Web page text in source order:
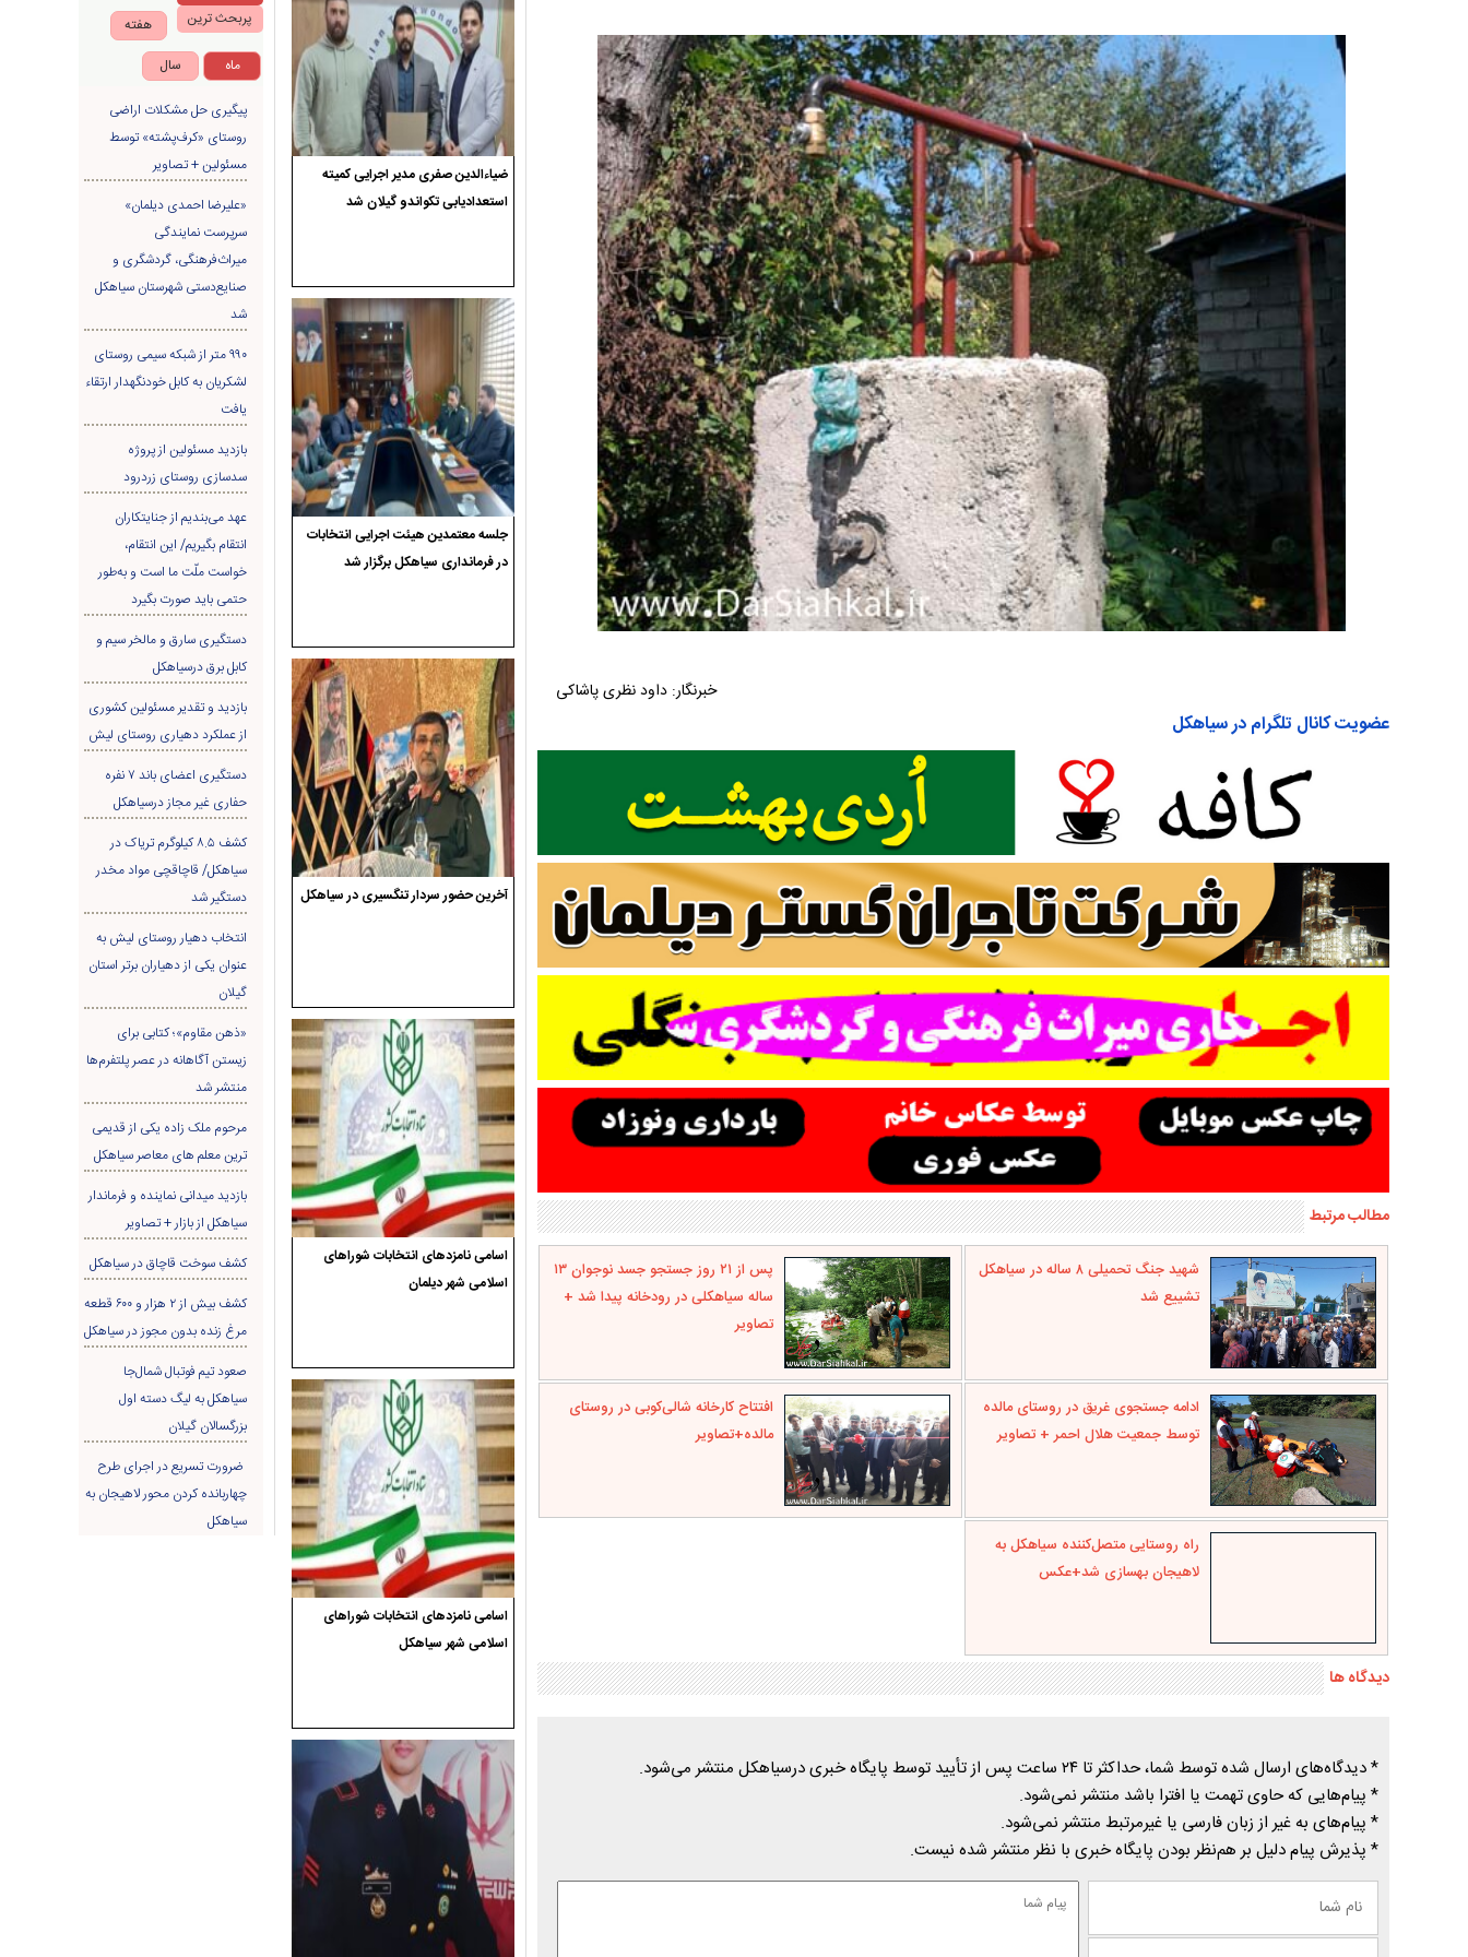
خبرنگار: داود نظری پاشاکی
عضویت کانال تلگرام در سیاهکل
مطالب مرتبط
شهید جنگ تحمیلی ۸ ساله در سیاهکل
تشییع شد
پس از ۲۱ روز جستجو جسد نوجوان ۱۳
ساله سیاهکلی در رودخانه پیدا شد +
تصاویر
ادامه جستجوی غریق در روستای مالده
توسط جمعیت هلال احمر + تصاویر
افتتاح کارخانه شالی‌کوبی در روستای
مالده+تصاویر
راه روستایی متصل‌کننده سیاهکل‌ به
لاهیجان بهسازی شد+عکس
دیدگاه ها
* دیدگاه‌های ارسال شده توسط شما، حداکثر تا ۲۴ ساعت پس از تأیید توسط پایگاه خبری درسیاهکل منتشر می‌شود.
* پیام‌هایی که حاوی تهمت یا افترا باشد منتشر نمی‌شود.
* پیام‌های به غیر از زبان فارسی یا غیرمرتبط منتشر نمی‌شود.
* پذیرش پیام دلیل بر هم‌نظر بودن پایگاه خبری با نظر منتشر شده نیست.
ضیاءالدین صفری مدیر اجرایی کمیته
استعدادیابی تکواندو گیلان شد
جلسه معتمدین هیئت اجرایی انتخابات
در فرمانداری سیاهکل برگزار شد
آخرین حضور سردار تنگسیری در سیاهکل
اسامی نامزدهای انتخابات شوراهای
اسلامی شهر دیلمان
اسامی نامزدهای انتخابات شوراهای
اسلامی شهر سیاهکل
پربحث ترین
هفته
ماه
سال
پیگیری حل مشکلات اراضی
روستای «کرف‌پشته» توسط
مسئولین + تصاویر
«علیرضا احمدی دیلمان»
سرپرست نمایندگی
میراث‌فرهنگی، گردشگری و
صنایع‌دستی شهرستان سیاهکل
شد
۹۹۰ متر از شبکه سیمی روستای
لشکریان به کابل خودنگهدار ارتقاء
یافت
بازدید مسئولین از پروژه
سدسازی روستای زردرود
عهد می‌بندیم از جنایتکاران
انتقام بگیریم/ این انتقام،
خواست ملّت ما است و به‌طور
حتمی باید صورت بگیرد
دستگیری سارق و مالخر سیم و
کابل برق درسیاهکل
بازدید و تقدیر مسئولین کشوری
از عملکرد دهیاری روستای لیش
دستگیری اعضای باند ۷ نفره
حفاری غير مجاز درسیاهکل
کشف ۸.۵ کیلوگرم تریاک در
سیاهکل/ قاچاقچی مواد مخدر
دستگیر شد
انتخاب دهیار روستای لیش به
عنوان یکی از دهیاران برتر استان
گیلان
«ذهن مقاوم»؛ کتابی برای
زیستن آگاهانه در عصر پلتفرم‌ها
منتشر شد
مرحوم ملک زاده یکی از قدیمی
ترین معلم های معاصر سیاهکل
بازدید میدانی نماینده و فرماندار
سیاهکل از بازار + تصاویر
کشف سوخت قاچاق در سياهکل
کشف بیش از ۲ هزار و ۶۰۰ قطعه
مرغ زنده بدون مجوز در سیاهکل
صعود تیم فوتبال شمال‌جا‌
سیاهکل به لیگ دسته اول
بزرگسالان گیلان
ضرورت تسریع در اجرای طرح
چهاربانده کردن محور لاهیجان به
سیاهکل